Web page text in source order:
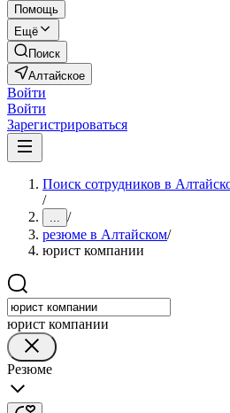
Помощь
Ещё
Поиск
Алтайское
Войти
Войти
Зарегистрироваться
Поиск сотрудников в
/
... /
резюме в Алтайском/
юрист компании
юрист компании
Резюме